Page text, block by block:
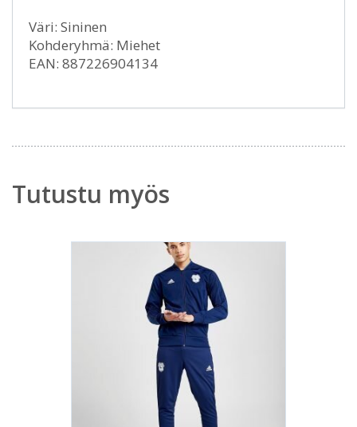
Väri: Sininen
Kohderyhmä: Miehet
EAN: 887226904134
Tutustu myös